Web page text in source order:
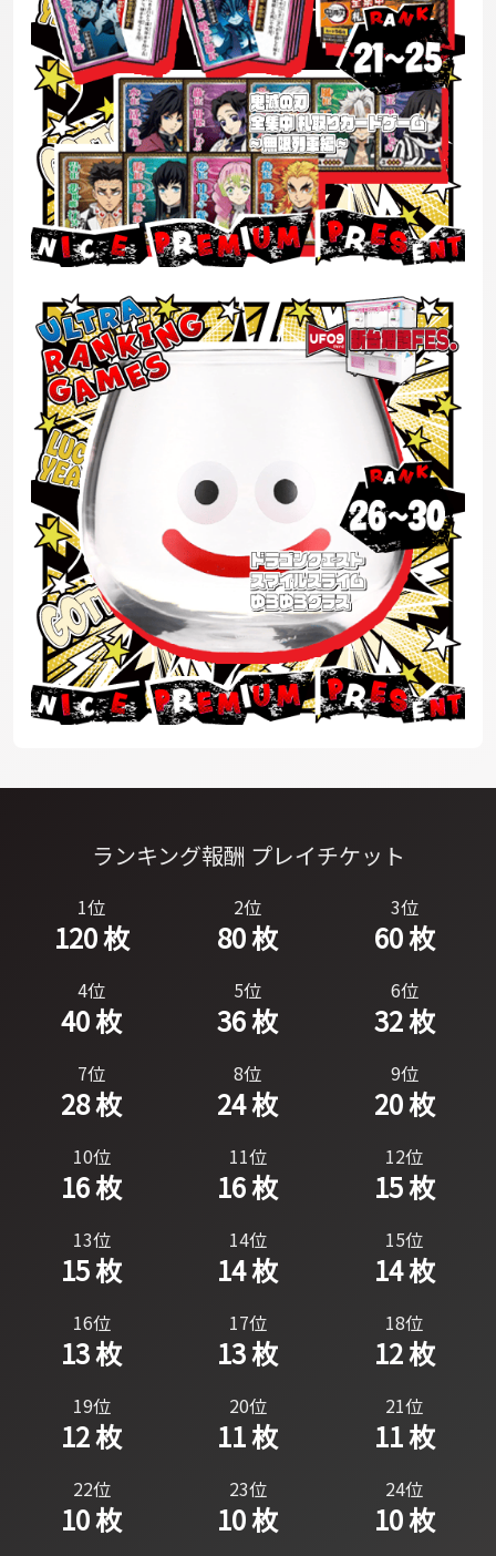
ランキング報酬 プレイチケット
1位
120 枚
2位
80 枚
3位
60 枚
4位
40 枚
5位
36 枚
6位
32 枚
7位
28 枚
8位
24 枚
9位
20 枚
10位
16 枚
11位
16 枚
12位
15 枚
13位
15 枚
14位
14 枚
15位
14 枚
16位
13 枚
17位
13 枚
18位
12 枚
19位
12 枚
20位
11 枚
21位
11 枚
22位
10 枚
23位
10 枚
24位
10 枚